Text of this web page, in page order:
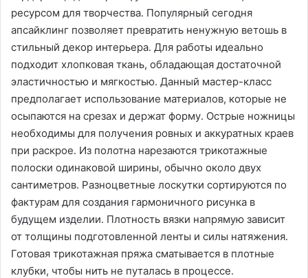
ресурсом для творчества․ Популярный сегодня
апсайклинг позволяет превратить ненужную ветошь в
стильный декор интерьера․ Для работы идеально
подходит хлопковая ткань, обладающая достаточной
эластичностью и мягкостью․ Данный мастер-класс
предполагает использование материалов, которые не
осыпаются на срезах и держат форму․ Острые ножницы
необходимы для получения ровных и аккуратных краев
при раскрое․ Из полотна нарезаются трикотажные
полоски одинаковой ширины, обычно около двух
сантиметров․ Разноцветные лоскутки сортируются по
фактурам для создания гармоничного рисунка в
будущем изделии․ Плотность вязки напрямую зависит
от толщины подготовленной ленты и силы натяжения․
Готовая трикотажная пряжа сматывается в плотные
клубки, чтобы нить не путалась в процессе․